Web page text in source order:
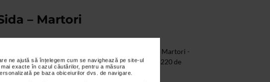
ne ajută să înțelegem cum se navighează pe site-ul
exacte în cazul căutărilor, pentru a măsura
pe baza obiceiurilor dvs. de navigare.
– Martori
expozitiei Martori, a avut loc lansarea albumului Martori -
aparut anul acesta la editura Brumar. Albumul de 220 de